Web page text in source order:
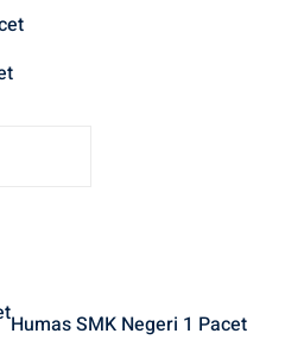
Humas SMK Negeri 1 Pacet